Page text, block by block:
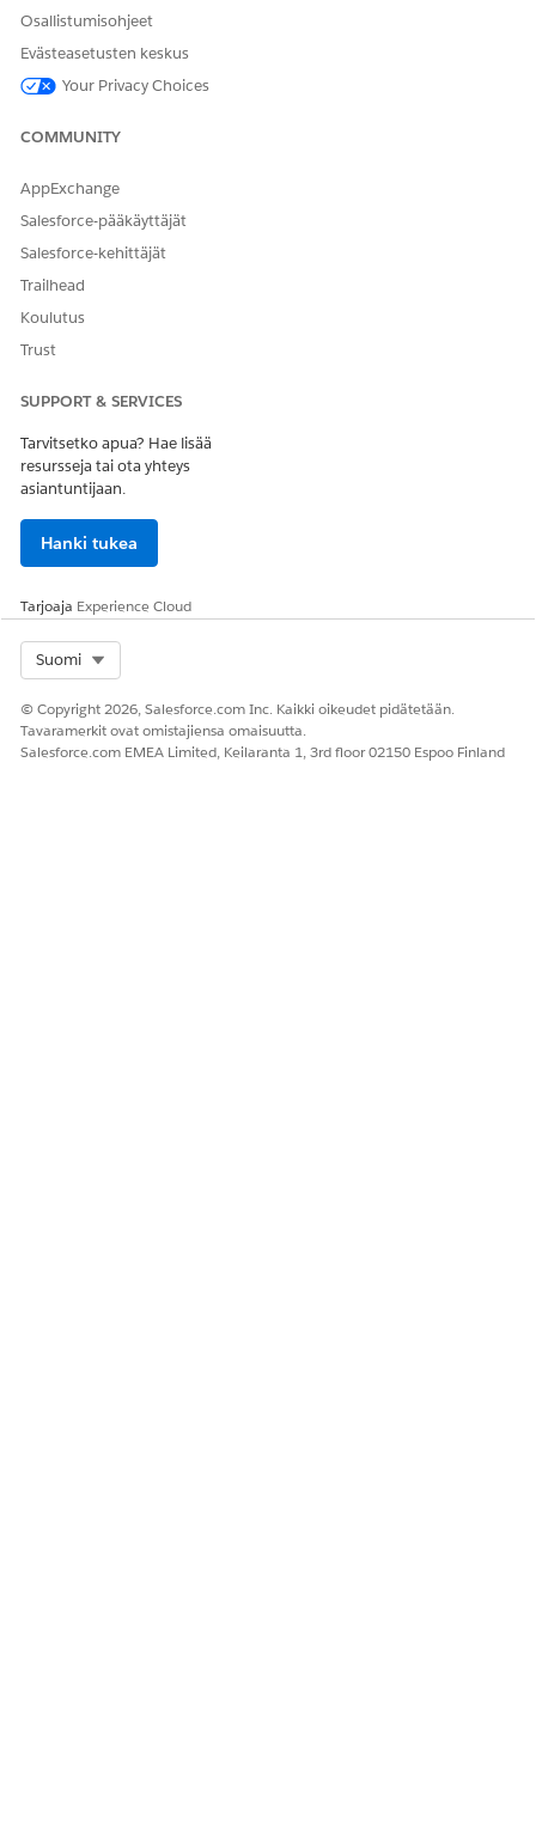
määrittäminen
Määritä Next Best Customer -komponentissa tarvittavat
tiedot näyttääksesi tilit ja tukeaksesi tilien pisteiden
Ohjeita Lightning
Osallistumisohjeet
Evästeasetusten keskus
Your Privacy Choices
COMMUNITY
AppExchange
Salesforce-pääkäyttäjät
Salesforce-kehittäjät
Trailhead
Koulutus
Trust
SUPPORT & SERVICES
Tarvitsetko apua? Hae lisää
resursseja tai ota yhteys
asiantuntijaan.
Hanki tukea
Tarjoaja Experience Cloud
Suomi
© Copyright 2026, Salesforce.com Inc. Kaikki oikeudet pidätetään.
Tavaramerkit ovat omistajiensa omaisuutta.
Salesforce.com EMEA Limited, Keilaranta 1, 3rd floor 02150 Espoo Finland